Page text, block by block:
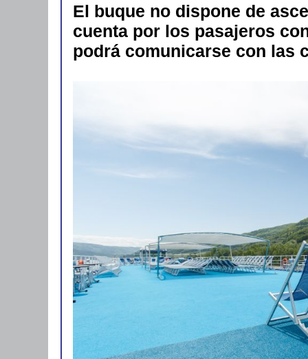
El buque no dispone de
cuenta por los pasajeros
podrá comunicarse con las